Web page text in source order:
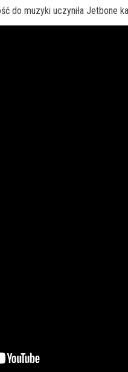
do muzyki uczyniła Jetbone